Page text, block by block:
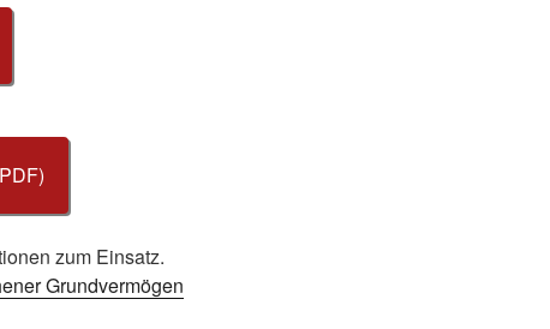
zum Einsatz.
Grundvermögen